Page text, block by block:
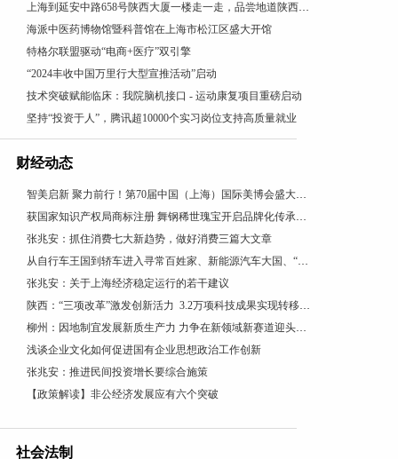
上海到延安中路658号陕西大厦一楼走一走，品尝地道陕西风味美食
海派中医药博物馆暨科普馆在上海市松江区盛大开馆
特格尔联盟驱动“电商+医疗”双引擎
“2024丰收中国万里行大型宣推活动”启动
技术突破赋能临床：我院脑机接口 - 运动康复项目重磅启动
坚持“投资于人”，腾讯超10000个实习岗位支持高质量就业
财经动态
智美启新 聚力前行！第70届中国（上海）国际美博会盛大开幕
获国家知识产权局商标注册 舞钢稀世瑰宝开启品牌化传承新篇
张兆安：抓住消费七大新趋势，做好消费三篇大文章
从自行车王国到轿车进入寻常百姓家、新能源汽车大国、“低空经济”看“汽车文化”理论的引领作用
张兆安：关于上海经济稳定运行的若干建议
陕西：“三项改革”激发创新活力 3.2万项科技成果实现转移转化
柳州：因地制宜发展新质生产力 力争在新领域新赛道迎头赶上
浅谈企业文化如何促进国有企业思想政治工作创新
张兆安：推进民间投资增长要综合施策
【政策解读】非公经济发展应有六个突破
社会法制